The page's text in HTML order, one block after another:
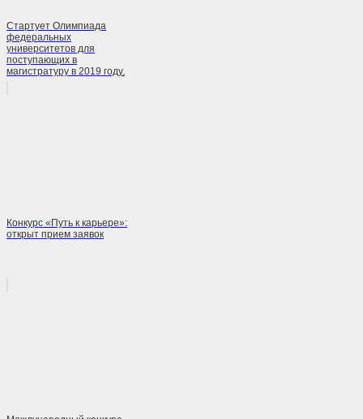
Стартует Олимпиада
федеральных
университетов для
поступающих в
магистратуру в 2019 году.
Конкурс «Путь к карьере»:
открыт прием заявок